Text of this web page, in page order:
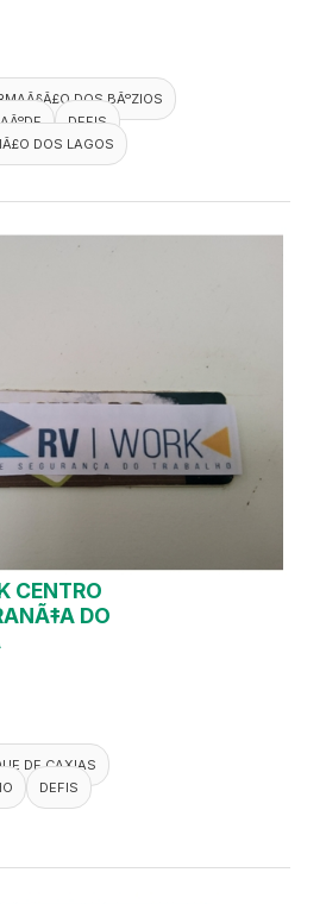
DOS BÃºZIOS
DEFIS
DOS LAGOS
CENTRO
DO
DE CAXIAS
DEFIS